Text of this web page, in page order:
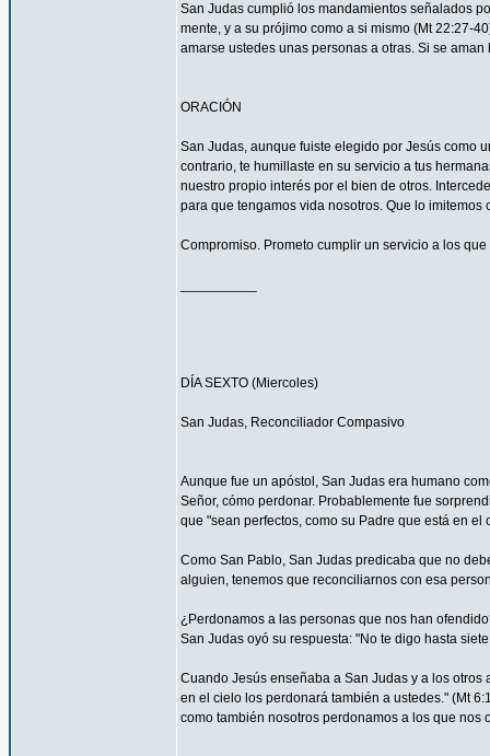
San Judas cumplió los mandamientos señalados
mente, y a su prójimo como a si mismo (Mt 22:27-
amarse ustedes unas personas a otras. Si se
ORACIÓN
San Judas, aunque fuiste elegido por Jesús como
contrario, te humillaste en su servicio a tus
nuestro propio interés por el bien de otros.
para que tengamos vida nosotros. Que lo
Compromiso. Prometo cumplir un servicio a los
DÍA SEXTO (Miercoles)
San Judas, Reconciliador Compasivo
Aunque fue un apóstol, San Judas era humano
Señor, cómo perdonar. Probablemente fue
que "sean perfectos, como su Padre que está en el
Como San Pablo, San Judas predicaba que no
alguien, tenemos que reconciliarnos con esa
¿Perdonamos a las personas que nos han
San Judas oyó su respuesta: "No te digo hasta
Cuando Jesús enseñaba a San Judas y a los
en el cielo los perdonará también a ustedes." (Mt
como también nosotros perdonamos a los que nos